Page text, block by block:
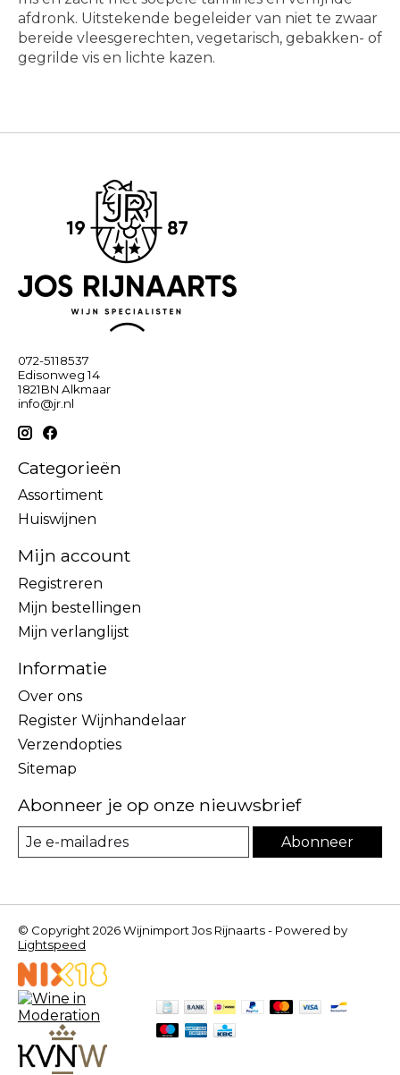
afdronk. Uitstekende begeleider van niet te zwaar
bereide vleesgerechten, vegetarisch, gebakken- of
gegrilde vis en lichte kazen.
072-5118537
Edisonweg 14
1821BN Alkmaar
info@jr.nl
Categorieën
Assortiment
Huiswijnen
Mijn account
Registreren
Mijn bestellingen
Mijn verlanglijst
Informatie
Over ons
Register Wijnhandelaar
Verzendopties
Sitemap
Abonneer je op onze nieuwsbrief
Abonneer
© Copyright 2026 Wijnimport Jos Rijnaarts - Powered by
Lightspeed